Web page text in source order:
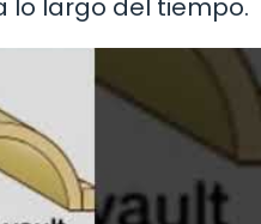
lo largo del tiempo.